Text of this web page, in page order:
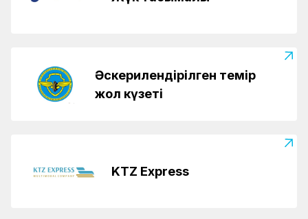
Әскерилендірілген темір
жол күзеті
KTZ Express